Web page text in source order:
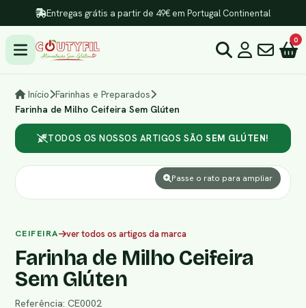
Entregas grátis a partir de 49€ em Portugal Continental
0
Início Farinhas e Preparados
Farinha de Milho Ceifeira Sem Glúten
TODOS OS NOSSOS ARTIGOS SÃO SEM GLÚTEN!
Passe o rato para ampliar
CEIFEIRA ver todos os artigos da marca
Farinha de Milho Ceifeira
Sem Glúten
Referência: CE0002